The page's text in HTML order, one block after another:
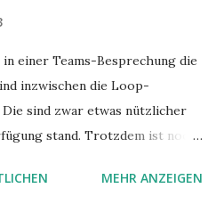
einer Teams-Besprechung die
inzwischen die Loop-
sind zwar etwas nützlicher
stand. Trotzdem ist noch
kritischer Blick auf das was
MEHR ANZEIGEN